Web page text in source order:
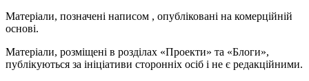
Матеріали, позначені написом , опубліковані на комерційній
основі.
Матеріали, розміщені в розділах «Проекти» та «Блоги»,
публікуються за ініціативи сторонніх осіб і не є редакційними.